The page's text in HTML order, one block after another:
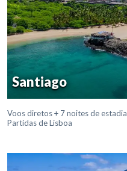
Santiago
Voos diretos + 7 noites de estadia
Partidas de Lisboa